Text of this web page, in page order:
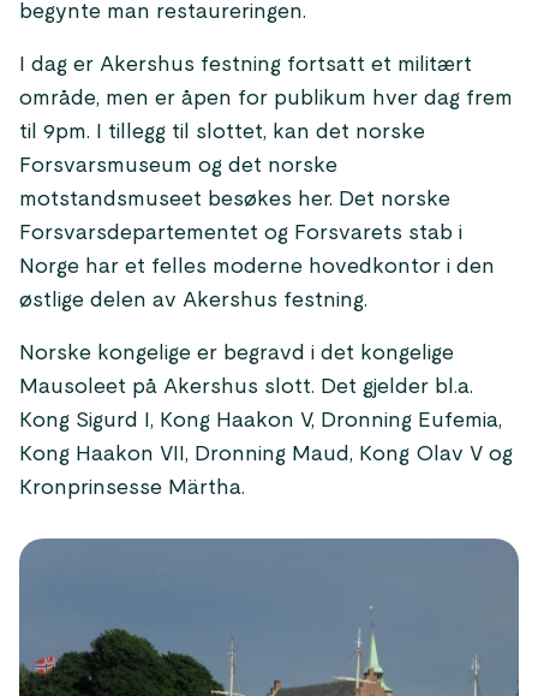
begynte man restaureringen.
I dag er Akershus festning fortsatt et militært
område, men er åpen for publikum hver dag frem
til 9pm. I tillegg til slottet, kan det norske
Forsvarsmuseum og det norske
motstandsmuseet besøkes her. Det norske
Forsvarsdepartementet og Forsvarets stab i
Norge har et felles moderne hovedkontor i den
østlige delen av Akershus festning.
Norske kongelige er begravd i det kongelige
Mausoleet på Akershus slott. Det gjelder bl.a.
Kong Sigurd I, Kong Haakon V, Dronning Eufemia,
Kong Haakon VII, Dronning Maud, Kong Olav V og
Kronprinsesse Märtha.